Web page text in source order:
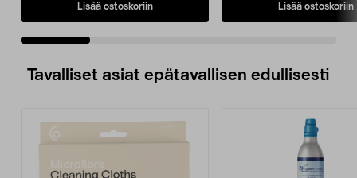
Lisää ostoskoriin Lisää ostoskoriin
Tavalliset asiat epätavallisen edullisesti